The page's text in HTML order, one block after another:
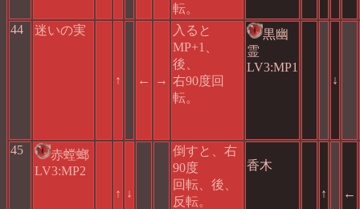
転。
44 迷いの実
↑ ← →
入ると
MP+1、
後、
右90度回
転。
黒幽
霊
LV3:MP1
↓
45
赤螳螂
LV3:MP2
↑ ↓
倒すと、右
90度
回転、後、
反転。
香木
↑ ←